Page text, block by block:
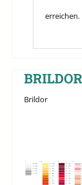
erreichen.
Brildor